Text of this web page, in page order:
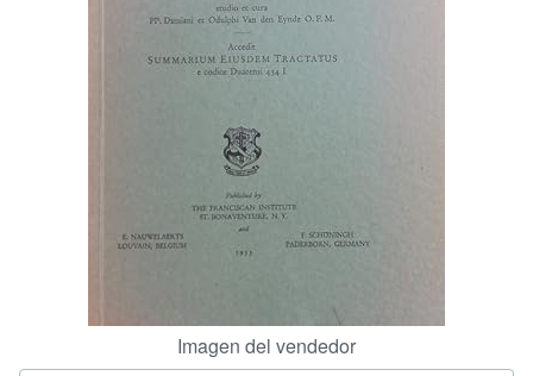
CERRAR
Imagen del vendedor